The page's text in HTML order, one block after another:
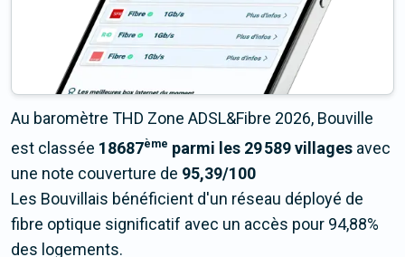
Au baromètre THD Zone ADSL&Fibre 2026, Bouville
est classée 18687ème parmi les 29 589 villages avec
une note couverture de 95,39/100
Les Bouvillais bénéficient d'un réseau déployé de
fibre optique significatif avec un accès pour 94,88%
des logements.